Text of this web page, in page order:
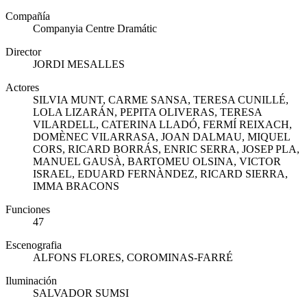
Compañía
Companyia Centre Dramátic
Director
JORDI MESALLES
Actores
SILVIA MUNT, CARME SANSA, TERESA CUNILLÉ,
LOLA LIZARÁN, PEPITA OLIVERAS, TERESA
VILARDELL, CATERINA LLADÓ, FERMÍ REIXACH,
DOMÈNEC VILARRASA, JOAN DALMAU, MIQUEL
CORS, RICARD BORRÁS, ENRIC SERRA, JOSEP PLA,
MANUEL GAUSÀ, BARTOMEU OLSINA, VICTOR
ISRAEL, EDUARD FERNÀNDEZ, RICARD SIERRA,
IMMA BRACONS
Funciones
47
Escenografia
ALFONS FLORES, COROMINAS-FARRÉ
Iluminación
SALVADOR SUMSI